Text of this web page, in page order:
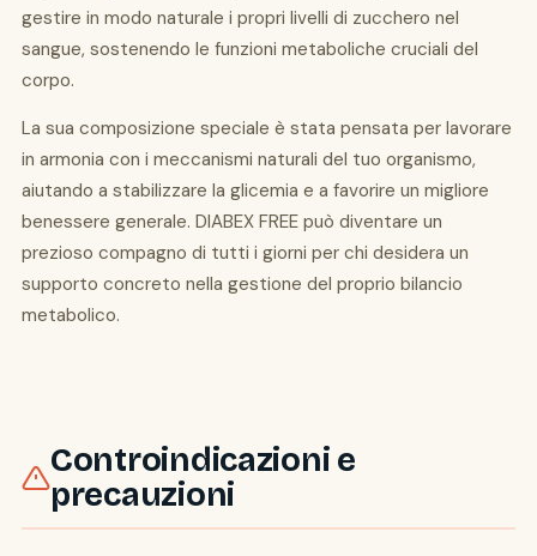
gestire in modo naturale i propri livelli di zucchero nel
sangue, sostenendo le funzioni metaboliche cruciali del
corpo.
La sua composizione speciale è stata pensata per lavorare
in armonia con i meccanismi naturali del tuo organismo,
aiutando a stabilizzare la glicemia e a favorire un migliore
benessere generale. DIABEX FREE può diventare un
prezioso compagno di tutti i giorni per chi desidera un
supporto concreto nella gestione del proprio bilancio
metabolico.
Controindicazioni e
precauzioni